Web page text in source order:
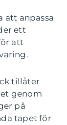
att anpassa
ett
att
tillåter
genom
på
tapet för